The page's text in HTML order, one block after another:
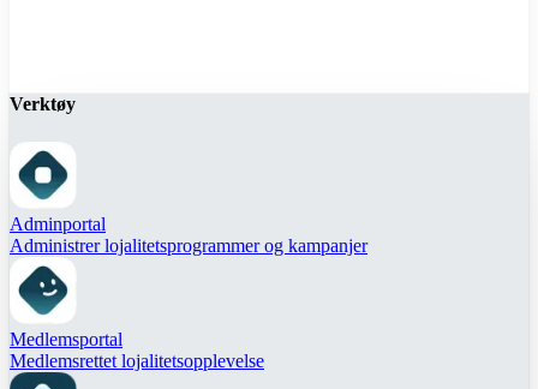
Verktøy
Adminportal
Administrer lojalitetsprogrammer og kampanjer
Medlemsportal
Medlemsrettet lojalitetsopplevelse